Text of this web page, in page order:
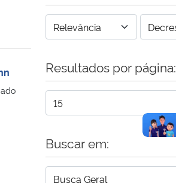
Resultados por página:
Buscar em: